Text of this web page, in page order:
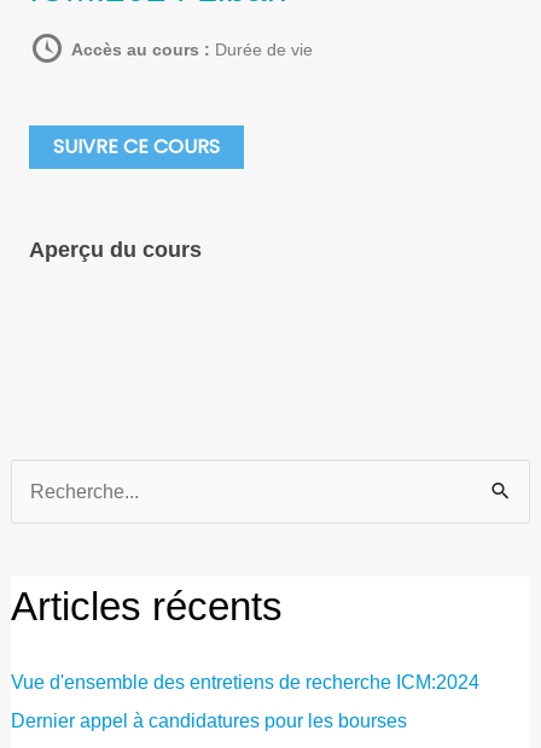
Accès au cours : Durée de vie
SUIVRE CE COURS
Aperçu du cours
Recherche
Articles récents
Vue d'ensemble des entretiens de recherche ICM:2024
Dernier appel à candidatures pour les bourses